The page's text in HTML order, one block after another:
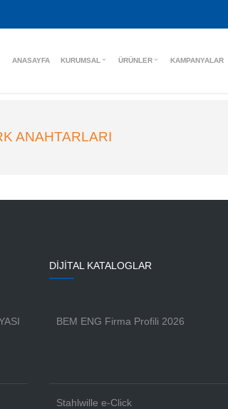
ANASAYFA KURUMSAL ÜRÜNLER KAMPANYALAR
ANAHTARLARI
DİJİTAL KATALOGLAR
BEM ENG Firma Profili 2026
Stahlwille e-Click